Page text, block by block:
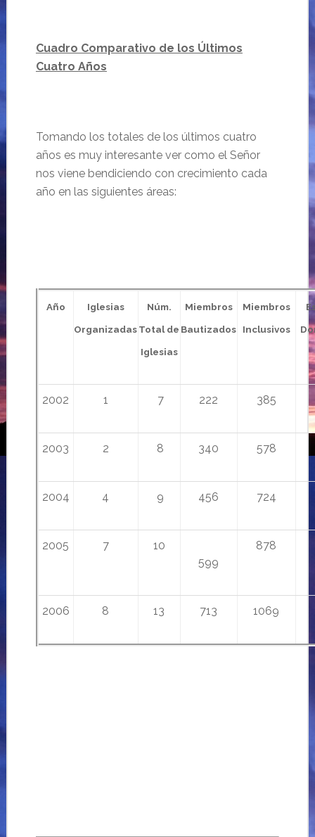
Cuadro Comparativo de los Últimos
Cuatro Años
Tomando los totales de los últimos cuatro
años es muy interesante ver como el Señor
nos viene bendiciendo con crecimiento cada
año en las siguientes áreas:
Año
Iglesias
Organizadas
Núm.
Total de
Iglesias
Miembros
Bautizados
Miembros
Inclusivos
2002 1 7 222 385
2003 2 8 340 578
2004 4 9 456 724
2005 7
10
599
878
2006 8 13 713 1069